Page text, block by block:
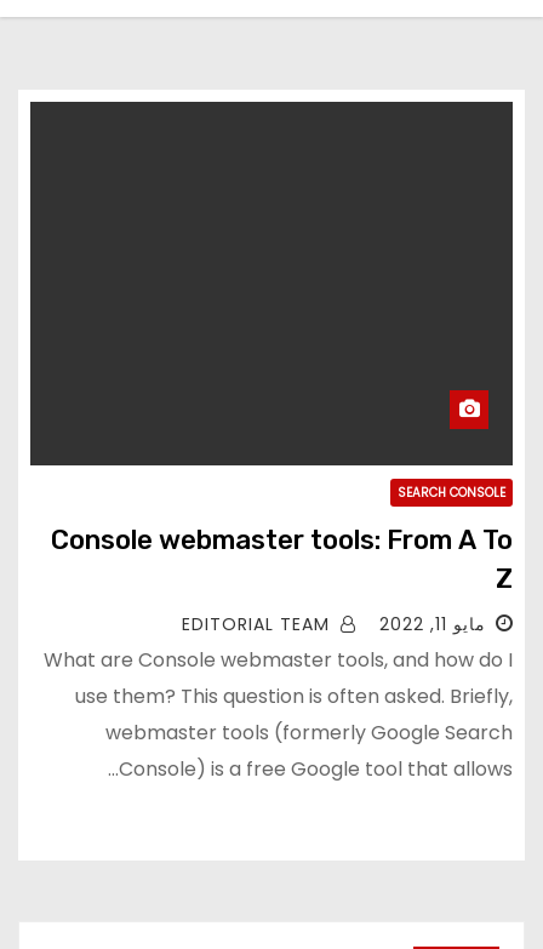
SEARCH CONSOLE
Console webmaster tools: From A To
Z
مايو 11, 2022
What are Console webmaster tools, and how do I
use them? This question is often asked. Briefly,
webmaster tools (formerly Google Search
Console) is a free Google tool that allows…